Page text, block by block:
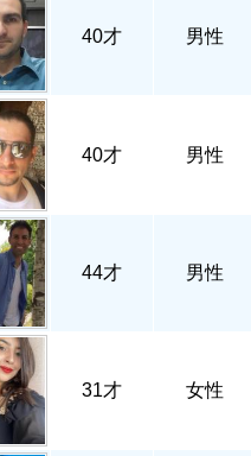
40才 男性
40才 男性
44才 男性
31才 女性